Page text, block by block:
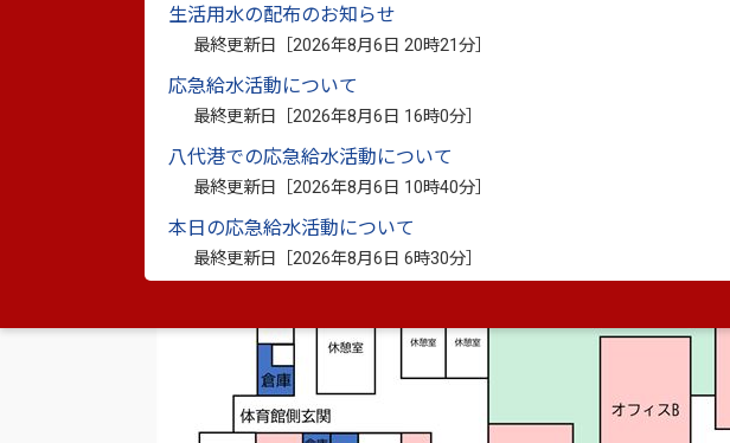
生活用水の配布のお知らせ
最終更新日［2026年8月6日 20時21分
応急給水活動について
最終更新日［2026年8月6日 16時0分
八代港での応急給水活動について
最終更新日［2026年8月6日 10時40分
本日の応急給水活動について
最終更新日［2026年8月6日 6時30分
利用内容